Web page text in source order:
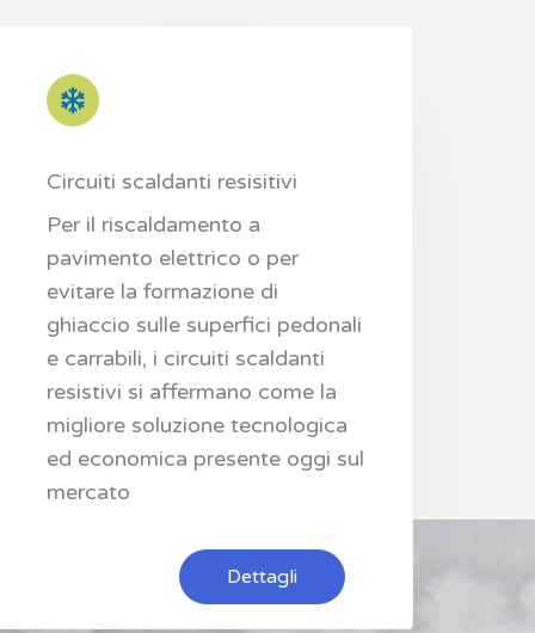
Circuiti scaldanti resisitivi
Per il riscaldamento a
pavimento elettrico o per
evitare la formazione di
ghiaccio sulle superfici pedonali
e carrabili, i circuiti scaldanti
resistivi si affermano come la
migliore soluzione tecnologica
ed economica presente oggi sul
mercato
Dettagli